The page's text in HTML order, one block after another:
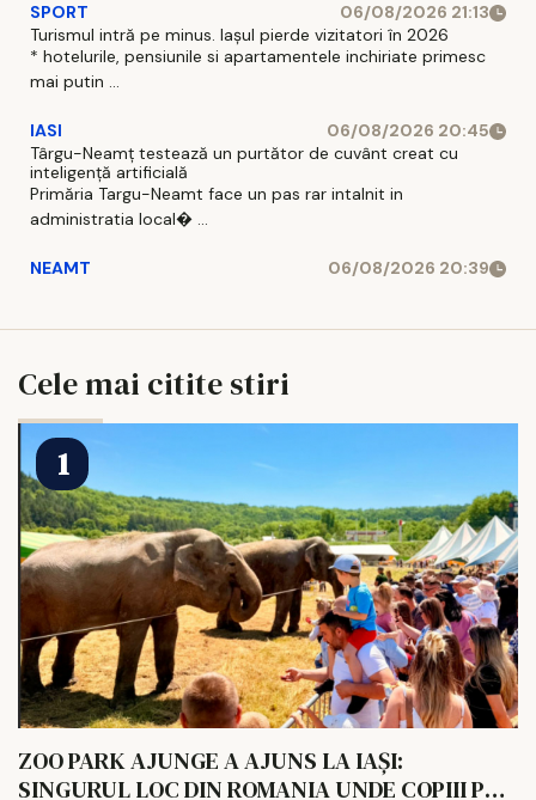
SPORT
06/08/2026 21:13
Turismul intră pe minus. Iașul pierde vizitatori în 2026
* hotelurile, pensiunile si apartamentele inchiriate primesc
mai putin ...
IASI
06/08/2026 20:45
Târgu-Neamț testează un purtător de cuvânt creat cu
inteligență artificială
Primăria Targu-Neamt face un pas rar intalnit in
administratia local� ...
NEAMT 06/08/2026 20:39
Cele mai citite stiri
ZOO PARK AJUNGE A AJUNS LA IAȘI:
SINGURUL LOC DIN ROMANIA UNDE COPIII POT